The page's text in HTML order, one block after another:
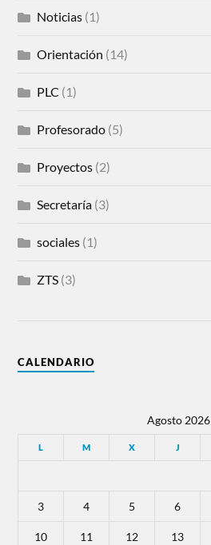
Noticias (1)
Orientación (14)
PLC (1)
Profesorado (5)
Proyectos (2)
Secretaría (3)
sociales (1)
ZTS (3)
CALENDARIO
Agosto 2026
L M X J
3 4 5 6
10 11 12 13